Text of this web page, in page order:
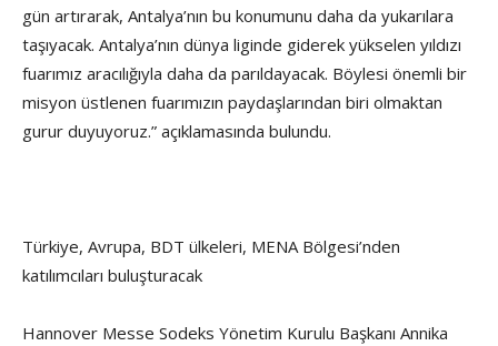
gün artırarak, Antalya’nın bu konumunu daha da yukarılara
taşıyacak. Antalya’nın dünya liginde giderek yükselen yıldızı
fuarımız aracılığıyla daha da parıldayacak. Böylesi önemli bir
misyon üstlenen fuarımızın paydaşlarından biri olmaktan
gurur duyuyoruz.” açıklamasında bulundu.
Türkiye, Avrupa, BDT ülkeleri, MENA Bölgesi’nden
katılımcıları buluşturacak
Hannover Messe Sodeks Yönetim Kurulu Başkanı Annika